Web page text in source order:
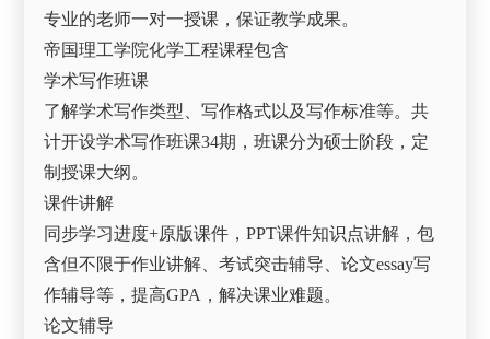
专业的老师一对一授课，保证教学成果。
帝国理工学院化学工程课程包含
学术写作班课
了解学术写作类型、写作格式以及写作标准等。共
计开设学术写作班课34期，班课分为硕士阶段，定
制授课大纲。
课件讲解
同步学习进度+原版课件，PPT课件知识点讲解，包
含但不限于作业讲解、考试突击辅导、论文essay写
作辅导等，提高GPA，解决课业难题。
论文辅导